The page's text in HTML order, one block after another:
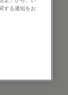
する通知をお